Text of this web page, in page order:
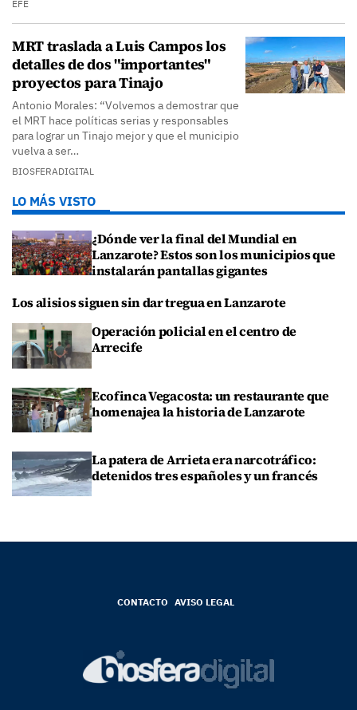
EFE
MRT traslada a Luis Campos los
detalles de dos "importantes"
proyectos para Tinajo
Antonio Morales: “Volvemos a demostrar que
el MRT hace políticas serias y responsables
para lograr un Tinajo mejor y que el municipio
vuelva a ser…
BIOSFERADIGITAL
LO MÁS VISTO
¿Dónde ver la final del Mundial en
Lanzarote? Estos son los municipios que
instalarán pantallas gigantes
Los alisios siguen sin dar tregua en Lanzarote
Operación policial en el centro de
Arrecife
Ecofinca Vegacosta: un restaurante que
homenajea la historia de Lanzarote
La patera de Arrieta era narcotráfico:
detenidos tres españoles y un francés
CONTACTO AVISO LEGAL